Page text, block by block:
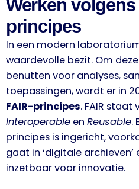
Werken volgens
principes
In een modern
waardevolle bezit. Om
benutten voor analyses,
toepassingen, wordt er in
FAIR-principes. FAIR staat
Interoperable en Reusable.
principes is ingericht,
gaat in ‘digitale
inzetbaar voor innovatie.